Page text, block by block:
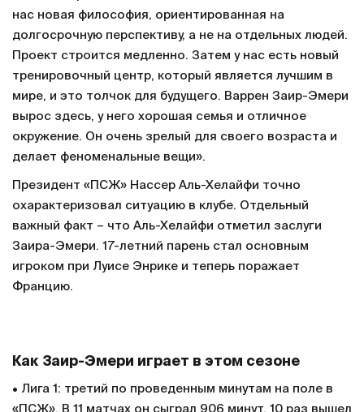
нас новая философия, ориентированная на
долгосрочную перспективу, а не на отдельных людей.
Проект строится медленно. Затем у нас есть новый
тренировочный центр, который является лучшим в
мире, и это толчок для будущего. Варрен Заир-Эмери
вырос здесь, у него хорошая семья и отличное
окружение. Он очень зрелый для своего возраста и
делает феноменальные вещи».
Президент «ПСЖ» Нассер Аль-Хелайфи точно
охарактеризовал ситуацию в клубе. Отдельный
важный факт – что Аль-Хелайфи отметил заслуги
Заира-Эмери. 17-летний парень стал основным
игроком при Луисе Энрике и теперь поражает
Францию.
Как Заир-Эмери играет в этом сезоне
• Лига 1: третий по проведенным минутам на поле в
«ПСЖ». В 11 матчах он сыграл 906 минут, 10 раз вышел